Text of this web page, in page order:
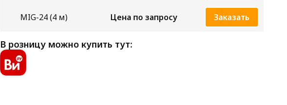
MIG-24 (4 м) Цена по запросу Заказать
В розницу можно купить тут: